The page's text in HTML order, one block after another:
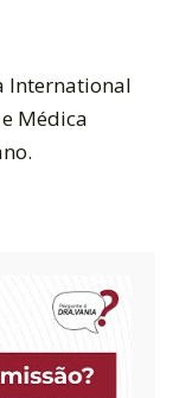
International
Médica